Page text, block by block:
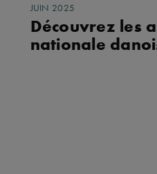
JUIN 2025
Découvrez les
nationale